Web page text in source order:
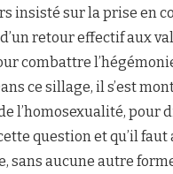
insisté sur la prise en
retour effectif aux
combattre
ce sillage, il s’est
l’homosexualité, pour
question et qu’il
sans aucune autre